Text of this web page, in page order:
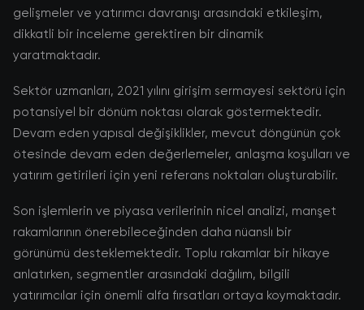
gelişmeler ve yatırımcı davranışı arasındaki etkileşim,
dikkatli bir inceleme gerektiren bir dinamik
yaratmaktadır.
Sektör uzmanları, 2021 yılını girişim sermayesi sektörü için
potansiyel bir dönüm noktası olarak göstermektedir.
Devam eden yapısal değişiklikler, mevcut döngünün çok
ötesinde devam eden değerlemeler, anlaşma koşulları ve
yatırım getirileri için yeni referans noktaları oluşturabilir.
Son işlemlerin ve piyasa verilerinin nicel analizi, manşet
rakamlarının önerebileceğinden daha nüanslı bir
görünümü desteklemektedir. Toplu rakamlar bir hikaye
anlatırken, segmentler arasındaki dağılım, bilgili
yatırımcılar için önemli alfa fırsatları ortaya koymaktadır.